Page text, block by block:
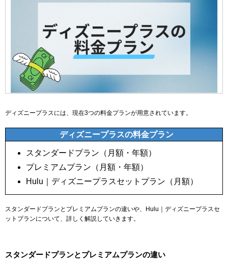
ディズニープラスには、現在3つの料金プランが用意されています。
ディズニープラスの料金プラン
スタンダードプラン（月額・年額）
プレミアムプラン（月額・年額）
Hulu｜ディズニープラスセットプラン（月額）
スタンダードプランとプレミアムプランの違いや、Hulu｜ディズニープラスセ
ットプランについて、詳しく解説していきます。
スタンダードプランとプレミアムプランの違い